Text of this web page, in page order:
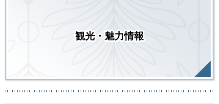
観光・魅力情報